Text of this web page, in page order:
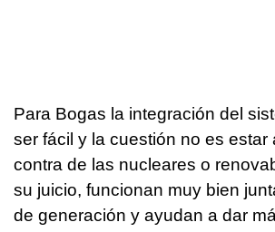
Para Bogas la integración del
ser fácil y la cuestión no es estar
contra de las nucleares o
su juicio, funcionan muy bien
de generación y ayudan a dar